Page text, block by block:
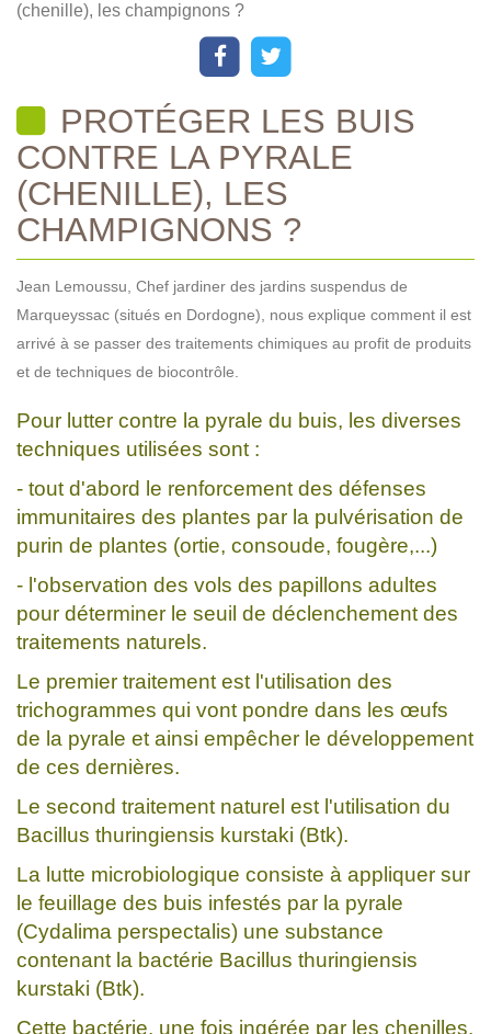
(chenille), les champignons ?
PROTÉGER LES BUIS
CONTRE LA PYRALE
(CHENILLE), LES
CHAMPIGNONS ?
Jean Lemoussu, Chef jardiner des jardins suspendus de
Marqueyssac (situés en Dordogne), nous explique comment il est
arrivé à se passer des traitements chimiques au profit de produits
et de techniques de biocontrôle.
Pour lutter contre la pyrale du buis, les diverses
techniques utilisées sont :
- tout d'abord le renforcement des défenses
immunitaires des plantes par la pulvérisation de
purin de plantes (ortie, consoude, fougère,...)
- l'observation des vols des papillons adultes
pour déterminer le seuil de déclenchement des
traitements naturels.
Le premier traitement est l'utilisation des
trichogrammes qui vont pondre dans les œufs
de la pyrale et ainsi empêcher le développement
de ces dernières.
Le second traitement naturel est l'utilisation du
Bacillus thuringiensis kurstaki (Btk).
La lutte microbiologique consiste à appliquer sur
le feuillage des buis infestés par la pyrale
(Cydalima perspectalis) une substance
contenant la bactérie Bacillus thuringiensis
kurstaki (Btk).
Cette bactérie, une fois ingérée par les chenilles,